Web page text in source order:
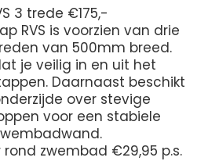
3 trede €175,-
RVS is voorzien van drie
van 500mm breed.
je veilig in en uit het
Daarnaast beschikt
over stevige
voor een stabiele
zwembad €29,95 p.s.